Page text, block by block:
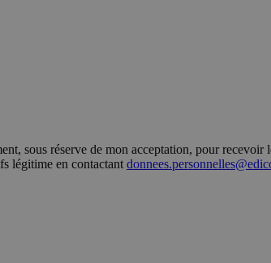
sous réserve de mon acceptation, pour
légitime en contactant